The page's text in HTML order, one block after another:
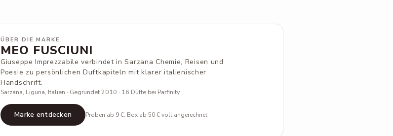
ÜBER DIE MARKE
MEO FUSCIUNI
Giuseppe Imprezzabile verbindet in Sarzana Chemie, Reisen und
Poesie zu persönlichen Duftkapiteln mit klarer italienischer
Handschrift.
Sarzana, Liguria, Italien · Gegründet 2010 · 16 Düfte bei Parfinity
Marke entdecken Proben ab 9 €, Box ab 50 € voll angerechnet